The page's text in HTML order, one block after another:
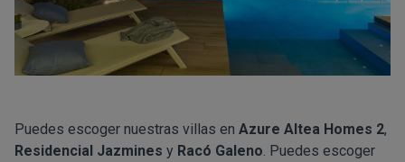
Puedes escoger nuestras villas en Azure Altea Homes 2,
Residencial Jazmines y Racó Galeno. Puedes escoger